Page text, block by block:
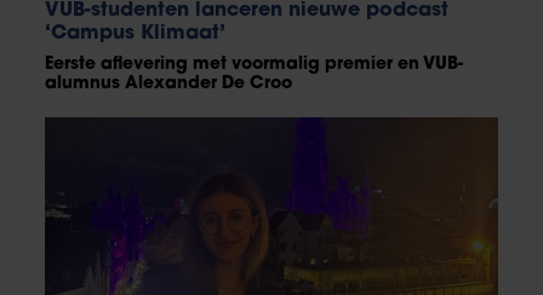
VUB-studenten lanceren nieuwe podcast
‘Campus Klimaat’
Eerste aflevering met voormalig premier en VUB-
alumnus Alexander De Croo